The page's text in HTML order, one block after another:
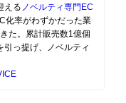
える ノベルティ専門EC
化率がわずかだった業
た。累計販売数1億個
っ提げ、ノベルティ